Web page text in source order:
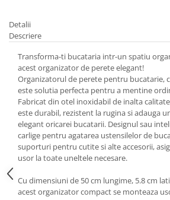
Detalii
Descriere
Transforma-ti bucataria intr-un spatiu
acest organizator de perete elegant!
Organizatorul de perete pentru bucatarie,
este solutia perfecta pentru a mentine
Fabricat din otel inoxidabil de inalta
este durabil, rezistent la rugina si adauga
elegant oricarei bucatarii. Designul sau
carlige pentru agatarea ustensilelor de
suporturi pentru cutite si alte accesorii,
usor la toate uneltele necesare.
Cu dimensiuni de 50 cm lungime, 5.8 cm
acest organizator compact se monteaza